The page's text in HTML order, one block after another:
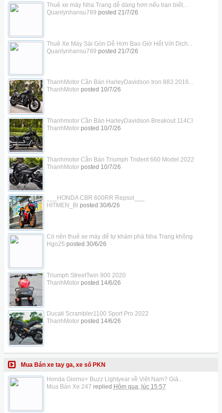
Thuê xe máy Nha Trang dễ dàng hơn nếu bạn biết...
Quanlynhansu789 posted 21/7/26
Thuê Xe Máy Sài Gòn Dễ Hơn Bao Giờ Hết Với Dịch...
Quanlynhansu789 posted 21/7/26
ThanhMotor Cần Bán HarleyDavidson Iron 883 2016...
ThanhMotorposted 10/7/26
Thanhmotor Cần Bán HarleyDavidson Breakout 114CI
ThanhMotorposted 10/7/26
Thanhmotor Cần Bán Triumph Trident 660 Model 2022
ThanhMotorposted 10/7/26
___HONDA CBR 600RR Repsol___
HITMEN_Bi posted 30/6/26
Có nên thuê xe máy để tự khám phá Nha Trang không
Hgo25 posted 30/6/26
Triumph StreetTwin 900 2020
ThanhMotorposted 14/6/26
Ducati Scrambler1100 Sport Pro 2022
ThanhMotorposted 14/6/26
Mua Bán xe tay ga, xe số PKN
Honda Giorno+ Buzz Lightyear về Việt Nam? Giá...
Mua Bán Xe 247 replied Hôm qua, lúc 15:57